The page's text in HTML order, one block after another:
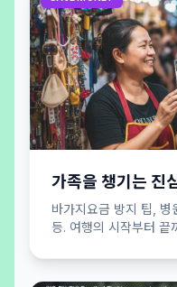
가족을 챙기는 진
바가지요금 방지 팁, 병
등. 여행의 시작부터 끝